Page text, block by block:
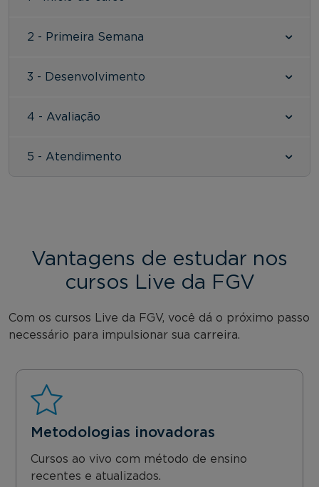
2 - Primeira Semana
3 - Desenvolvimento
4 - Avaliação
5 - Atendimento
Vantagens de estudar nos
cursos Live da FGV
Com os cursos Live da FGV, você dá o próximo passo
necessário para impulsionar sua carreira.
Metodologias inovadoras
Cursos ao vivo com método de ensino
recentes e atualizados.